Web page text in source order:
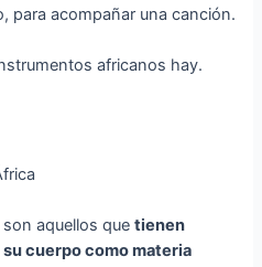
para acompañar una canción.
africanos hay.
aquellos quetienen
cuerpo como materia